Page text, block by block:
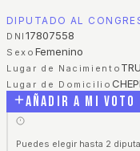
DIPUTADO AL
DNI 17807558
Sexo Femenino
Lugar de Nacimiento
Lugar de Domicilio
Añadir a mi voto
Puedes elegir hasta 2